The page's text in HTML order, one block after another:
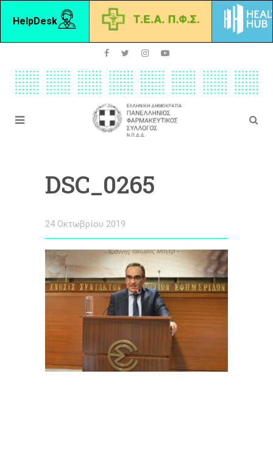
HelpDesk
DSC_0265
24 Οκτωβρίου 2019